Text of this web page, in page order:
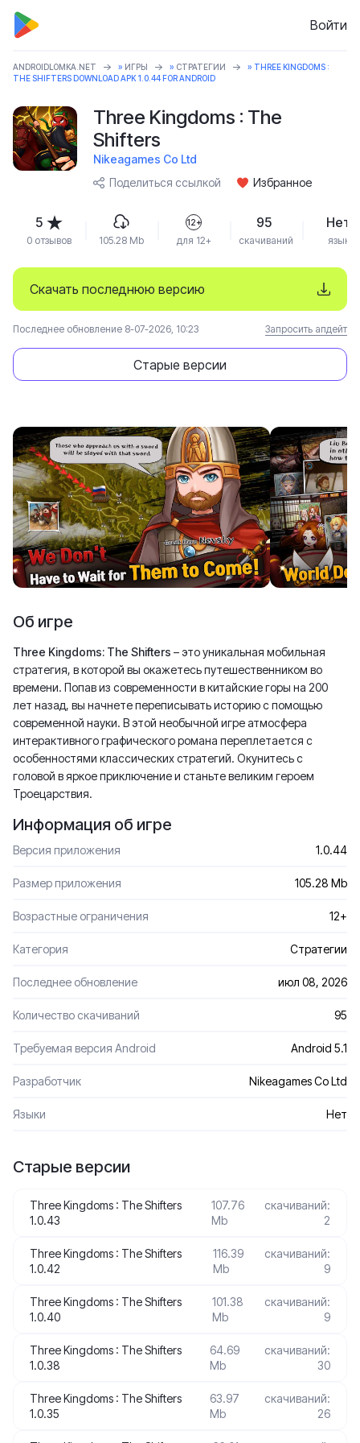
Войти
ANDROIDLOMKA.NET » ИГРЫ » СТРАТЕГИИ
» THREE KINGDOMS :
THE SHIFTERS DOWNLOAD APK 1.0.44 FOR ANDROID
Three Kingdoms : The
Shifters
Nikeagames Co Ltd
Поделиться ссылкой
Избранное
Скачать последнюю версию
Старые версии
Последнее обновление 8-07-2026, 10:23 Запросить апдейт
5
0 отзывов 105.28 Mb
12+
для 12+
95
скачиваний
Нет
язык
Об игре
Three Kingdoms: The Shifters – это уникальная мобильная
стратегия, в которой вы окажетесь путешественником во
времени. Попав из современности в китайские горы на 200
лет назад, вы начнете переписывать историю с помощью
современной науки. В этой необычной игре атмосфера
интерактивного графического романа переплетается с
особенностями классических стратегий. Окунитесь с
головой в яркое приключение и станьте великим героем
Троецарствия.
Информация об игре
Версия приложения 1.0.44
Размер приложения 105.28 Mb
Возрастные ограничения 12+
Категория Стратегии
Последнее обновление июл 08, 2026
Количество скачиваний 95
Требуемая версия Android Android 5.1
Разработчик Nikeagames Co Ltd
Языки Нет
Старые версии
Three Kingdoms : The Shifters
1.0.43
107.76
Mb
скачиваний:
2
Three Kingdoms : The Shifters
1.0.42
116.39
Mb
скачиваний:
9
Three Kingdoms : The Shifters
1.0.40
101.38
Mb
скачиваний:
9
Three Kingdoms : The Shifters
1.0.38
64.69
Mb
скачиваний:
30
Three Kingdoms : The Shifters
1.0.35
63.97
Mb
скачиваний:
26